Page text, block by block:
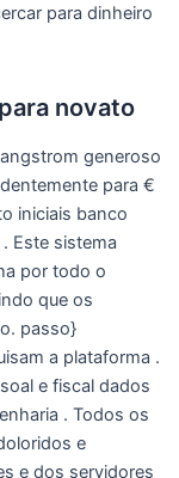
para dinheiro
novato
generoso
para €
iniciais banco
Este sistema
por todo o
que os
passo}
a plataforma .
e fiscal dados
. Todos os
e
e dos servidores